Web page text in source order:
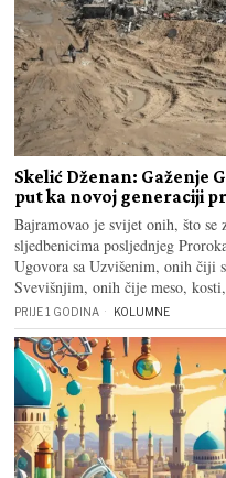
Skelić Dženan: Gaženje
put ka novoj generaciji
Bajramovao je svijet onih, što
sljedbenicima posljednjeg
Ugovora sa Uzvišenim, onih čiji
Svevišnjim, onih čije meso,
PRIJE 1 GODINA KOLUMNE